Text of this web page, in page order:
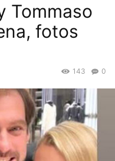
Tommaso
fotos
0
143